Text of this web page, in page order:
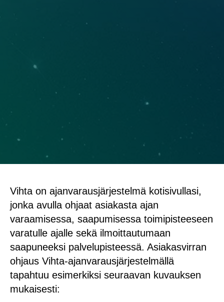
Vihta on ajanvarausjärjestelmä kotisivullasi,
jonka avulla ohjaat asiakasta ajan
varaamisessa, saapumisessa toimipisteeseen
varatulle ajalle sekä ilmoittautumaan
saapuneeksi palvelupisteessä. Asiakasvirran
ohjaus Vihta-ajanvarausjärjestelmällä
tapahtuu esimerkiksi seuraavan kuvauksen
mukaisesti: